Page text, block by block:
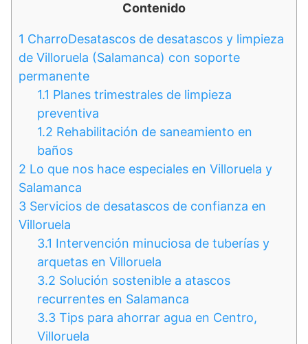
Contenido
1 CharroDesatascos de desatascos y limpieza
de Villoruela (Salamanca) con soporte
permanente
1.1 Planes trimestrales de limpieza
preventiva
1.2 Rehabilitación de saneamiento en
baños
2 Lo que nos hace especiales en Villoruela y
Salamanca
3 Servicios de desatascos de confianza en
Villoruela
3.1 Intervención minuciosa de tuberías y
arquetas en Villoruela
3.2 Solución sostenible a atascos
recurrentes en Salamanca
3.3 Tips para ahorrar agua en Centro,
Villoruela